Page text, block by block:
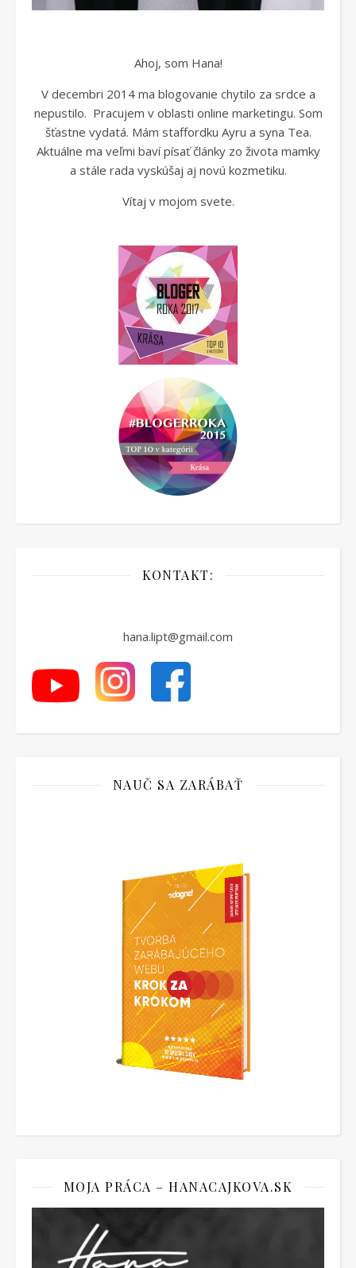
Ahoj, som Hana!
V decembri 2014 ma blogovanie chytilo za srdce a
nepustilo. Pracujem v oblasti online marketingu. Som
šťastne vydatá. Mám staffordku Ayru a syna Tea.
Aktuálne ma veľmi baví písať články zo života mamky
a stále rada vyskúšaj aj novú kozmetiku.
Vítaj v mojom svete.
KONTAKT:
hana.lipt@gmail.com
NAUČ SA ZARÁBAŤ
MOJA PRÁCA – HANACAJKOVA.SK